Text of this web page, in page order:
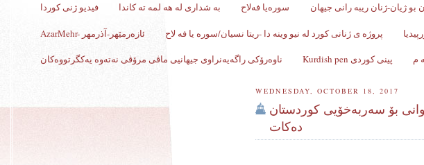
فیدیو ژنی کوردا به شداری له هه لمه ته کاندا سورەیا فەلاح بو ژیان-ژنان ریبه رانی جیهان
AzarMehr- ئازەرمێهر-آذرمهر پروژه ی ژنانی کورد له نیو وینه دا -ریتا نسیان/سوره یا فه لاح
ناوەرۆکی راگەیەنراوی جیهانیی ماڤی مرۆڤی نەتەوە یەکگرتووەکان Kurdish pen پینی کوردی م
WEDNESDAY, OCTOBER 18, 2017
بۆ سەربەخۆیی كوردستان
دەكات